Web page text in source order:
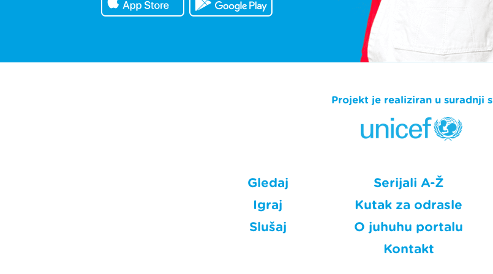
Projekt je realiziran u suradnji s
Gledaj
Igraj
Slušaj
Serijali A-Ž
Kutak za odrasle
O juhuhu portalu
Kontakt